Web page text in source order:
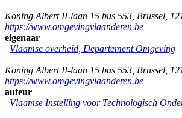
Koning Albert II-laan 15 bus 553 Brussel
https://www.omgevingvlaanderen.be
eigenaar
Vlaamse overheid, Departement Omgeving
Koning Albert II-laan 15 bus 553 Brussel
https://www.omgevingvlaanderen.be
auteur
Vlaamse Instelling voor Technologisch